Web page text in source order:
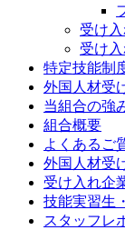
受け
受け
特定技能制
外国人材受
当組合の強
組合概要
よくあるご
外国人材受
受け入れ企
技能実習生
スタッフレ